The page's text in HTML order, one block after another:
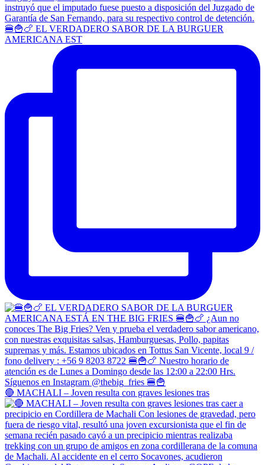
🍔🍟🍗 EL VERDADERO SABOR DE LA BURGUER
AMERICANA EST
🔴 MACHALI – Joven resulta con graves lesiones tras